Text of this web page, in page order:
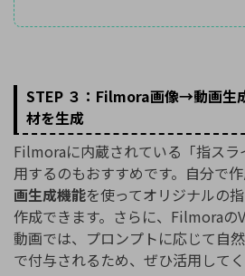
STEP ３：Filmora画像→動画生
材を生成
Filmoraに内蔵されている「指ス
用するのもおすすめです。自分で
画生成機能を使ってオリジナルの
作成できます。さらに、Filmoraの
動画では、プロンプトに応じて自
で付与されるため、ぜひ活用してく